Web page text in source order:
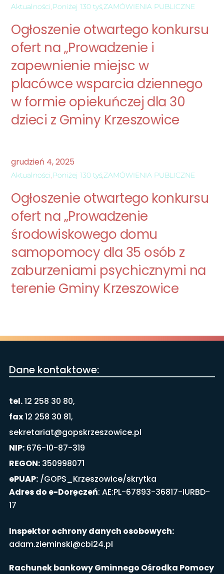
Aktualności,Poniżej 130 tyś,ZAMÓWIENIA PUBLICZNE
Ogłoszenie otwartego konkursu
ofert na „Prowadzenie i
zapewnienie miejsc w
placówce wsparcia dziennego
w formie opiekuńczej dla 30
dzieci z Gminy Krzeszowice
grudzień 4,2025
Aktualności,Poniżej 130 tyś,ZAMÓWIENIA PUBLICZNE
Ogłoszenie otwartego konkursu
ofert na „Prowadzenie
środowiskowego domu
samopomocy dla 35 osób z
zaburzeniami psychicznymi na
terenie Gminy Krzeszowice
Dane kontaktowe:
tel.12 258 30 80,
fax12 258 30 81,
sekretariat@gopskrzeszowice.pl
NIP:676-10-87-319
REGON:350998071
ePUAP:/GOPS_Krzeszowice/skrytka
Adres do e-Doręczeń: AE:PL-67893-36817-IURBD-
17
Inspektor ochrony danych osobowych:
adam.zieminski@cbi24.pl
Rachunek bankowy Gminnego Ośrodka Pomocy